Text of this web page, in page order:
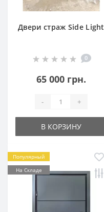
Двери страж Side Light
0
65 000 грн.
- +
В КОРЗИНУ
Популярный
На Складе